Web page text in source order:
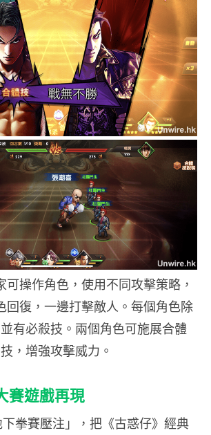
操作角色，使用不同攻擊策略，
回復，一邊打擊敵人。每個角色除
有必殺技。兩個角色可施展合體
技，增強攻擊威力。
賽遊戲再現
拳賽壓注」，把《古惑仔》經典